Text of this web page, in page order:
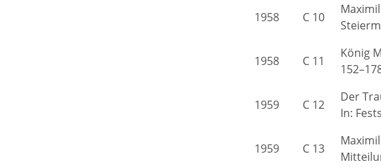
1958 C 10
1958 C 11
König
1959 C 12
Der
In:
1959 C 13